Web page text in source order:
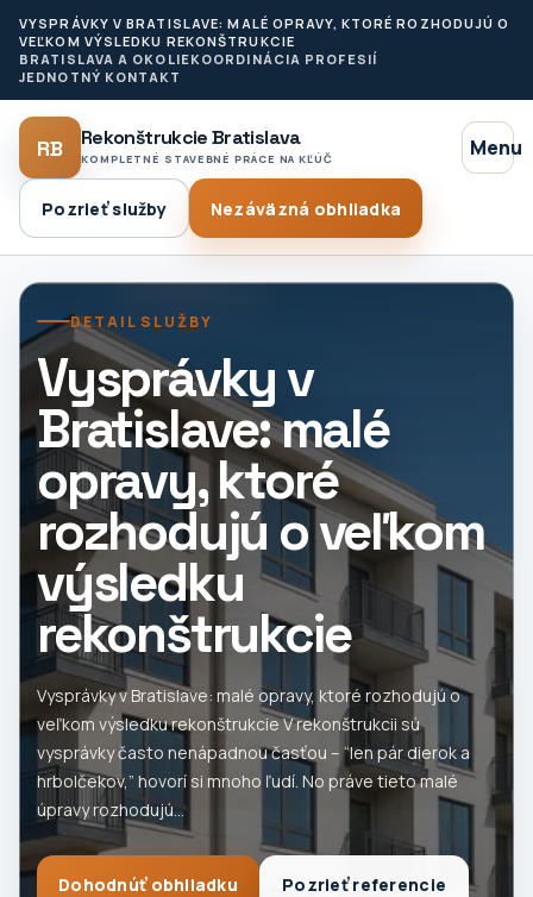
VYSPRÁVKY V BRATISLAVE: MALÉ OPRAVY, KTORÉ ROZHODUJÚ O
VEĽKOM VÝSLEDKU REKONŠTRUKCIE
BRATISLAVA A OKOLIEKOORDINÁCIA PROFESIÍ
JEDNOTNÝ KONTAKT
RB Rekonštrukcie Bratislava
KOMPLETNÉ STAVEBNÉ PRÁCE NA KĽÚČ Menu
Pozrieť služby Nezáväzná obhliadka
DETAIL SLUŽBY
Vysprávky v
Bratislave: malé
opravy, ktoré
rozhodujú o veľkom
výsledku
rekonštrukcie
Vysprávky v Bratislave: malé opravy, ktoré rozhodujú o
veľkom výsledku rekonštrukcie V rekonštrukcii sú
vysprávky často nenápadnou časťou – “len pár dierok a
hrbolčekov,” hovorí si mnoho ľudí. No práve tieto malé
úpravy rozhodujú...
Dohodnúť obhliadku Pozrieť referencie